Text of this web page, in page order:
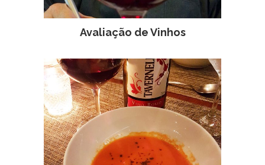
Avaliação de Vinhos